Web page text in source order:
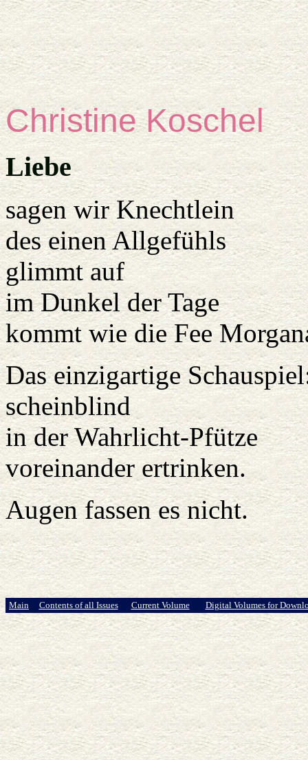
Christine Koschel
Liebe
sagen wir Knechtlein
des einen Allgefühls
glimmt auf
im Dunkel der Tage
kommt wie die Fee
Das einzigartige
scheinblind
in der Wahrlicht-Pfütze
voreinander ertrinken.
Augen fassen es nicht.
Main Contents of all Issues Current Volume Digital Volumes for